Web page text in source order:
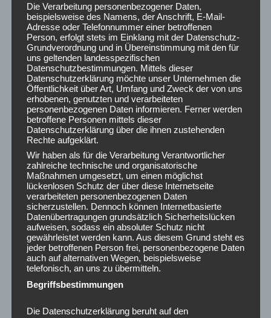
Kontakt zu mir auf.
https://corporate-health.rueckenstark-hannover.de/.
Posted inAKTUELLES
Post
navigation
Gesundheitsmaßnahmen im
bleiben😕
Ganzheitliche
Gesundheitsbildung – bio-
psycho-sozial gedacht 🌿🧘💚
ARCHIV
August 2026
Juli 2026
Juni 2026
April 2026
Die Verarbeitung personenbezogener Daten,
beispielsweise des Namens, der Anschrift, E-Mail-
Adresse oder Telefonnummer einer betroffenen
Person, erfolgt stets im Einklang mit der Datenschutz-
Grundverordnung und in Übereinstimmung mit den für
uns geltenden landesspezifischen
Datenschutzbestimmungen. Mittels dieser
Datenschutzerklärung möchte unser Unternehmen die
Öffentlichkeit über Art, Umfang und Zweck der von uns
erhobenen, genutzten und verarbeiteten
personenbezogenen Daten informieren. Ferner werden
betroffene Personen mittels dieser
Datenschutzerklärung über die ihnen zustehenden
Rechte aufgeklärt.
Wir haben als für die Verarbeitung Verantwortlicher
zahlreiche technische und organisatorische
Maßnahmen umgesetzt, um einen möglichst
lückenlosen Schutz der über diese Internetseite
verarbeiteten personenbezogenen Daten
sicherzustellen. Dennoch können Internetbasierte
Datenübertragungen grundsätzlich Sicherheitslücken
aufweisen, sodass ein absoluter Schutz nicht
gewährleistet werden kann. Aus diesem Grund steht es
jeder betroffenen Person frei, personenbezogene Daten
auch auf alternativen Wegen, beispielsweise
telefonisch, an uns zu übermitteln.
Begriffsbestimmungen
Die Datenschutzerklärung beruht auf den